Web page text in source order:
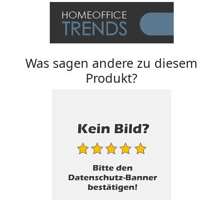
Was sagen andere zu diesem
Produkt?